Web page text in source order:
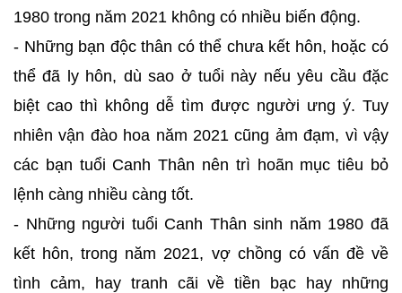
1980 trong năm 2021 không có nhiều biến động.
- Những bạn độc thân có thể chưa kết hôn, hoặc có
thể đã ly hôn, dù sao ở tuổi này nếu yêu cầu đặc
biệt cao thì không dễ tìm được người ưng ý. Tuy
nhiên vận đào hoa năm 2021 cũng ảm đạm, vì vậy
các bạn tuổi Canh Thân nên trì hoãn mục tiêu bỏ
lệnh càng nhiều càng tốt.
- Những người tuổi Canh Thân sinh năm 1980 đã
kết hôn, trong năm 2021, vợ chồng có vấn đề về
tình cảm, hay tranh cãi về tiền bạc hay những